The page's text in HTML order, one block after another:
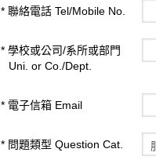
* 聯絡電話 Tel/Mobile No.
* 學校或公司/系所或部門
Uni. or Co./Dept.
* 電子信箱 Email
* 問題類型 Question Cat.